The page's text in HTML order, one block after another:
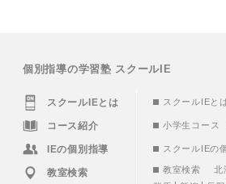
個別指導の学習塾 スクールIE
スクールIEとは スクールIEと
コース紹介 小学生コース
IEの個別指導 スクールIEの
教室検索 教室検索 北